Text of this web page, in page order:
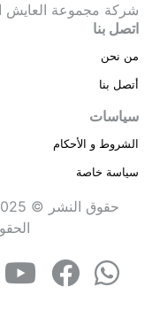
شركة مجموعة العايش
اتصل بنا
من نحن
أتصل بنا
سياسات
الشروط و الأحكام
سياسة خاصة